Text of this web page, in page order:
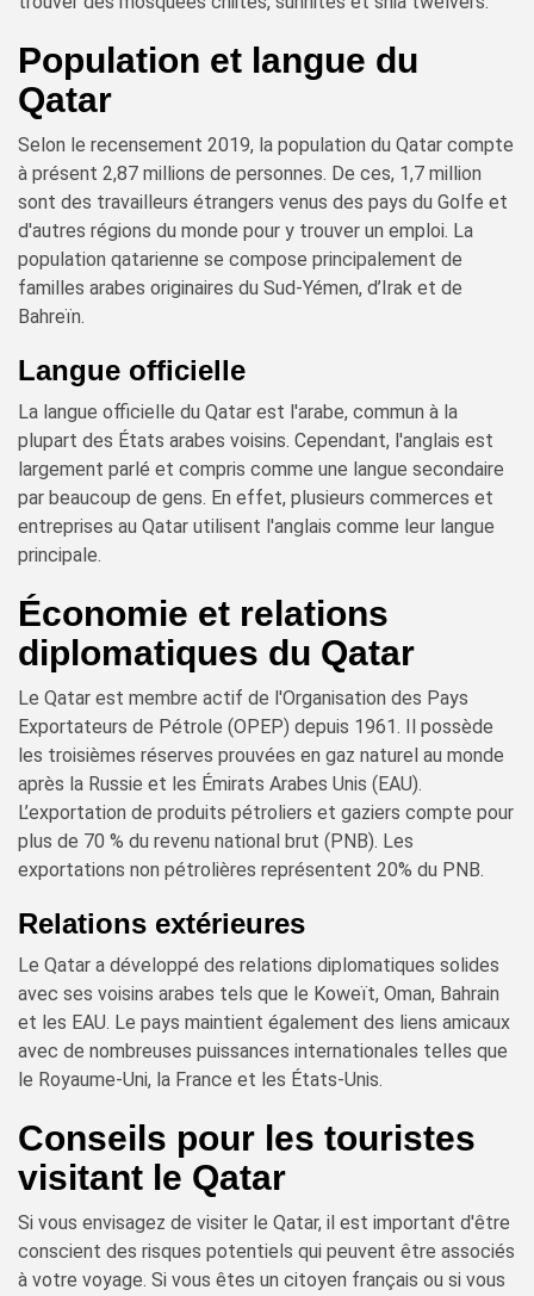
Population et langue du
Qatar
Selon le recensement 2019, la population du Qatar compte
à présent 2,87 millions de personnes. De ces, 1,7 million
sont des travailleurs étrangers venus des pays du Golfe et
d'autres régions du monde pour y trouver un emploi. La
population qatarienne se compose principalement de
familles arabes originaires du Sud-Yémen, d’Irak et de
Bahreïn.
Langue officielle
La langue officielle du Qatar est l'arabe, commun à la
plupart des États arabes voisins. Cependant, l'anglais est
largement parlé et compris comme une langue secondaire
par beaucoup de gens. En effet, plusieurs commerces et
entreprises au Qatar utilisent l'anglais comme leur langue
principale.
Économie et relations
diplomatiques du Qatar
Le Qatar est membre actif de l'Organisation des Pays
Exportateurs de Pétrole (OPEP) depuis 1961. Il possède
les troisièmes réserves prouvées en gaz naturel au monde
après la Russie et les Émirats Arabes Unis (EAU).
L’exportation de produits pétroliers et gaziers compte pour
plus de 70 % du revenu national brut (PNB). Les
exportations non pétrolières représentent 20% du PNB.
Relations extérieures
Le Qatar a développé des relations diplomatiques solides
avec ses voisins arabes tels que le Koweït, Oman, Bahrain
et les EAU. Le pays maintient également des liens amicaux
avec de nombreuses puissances internationales telles que
le Royaume-Uni, la France et les États-Unis.
Conseils pour les touristes
visitant le Qatar
Si vous envisagez de visiter le Qatar, il est important d'être
conscient des risques potentiels qui peuvent être associés
à votre voyage. Si vous êtes un citoyen français ou si vous